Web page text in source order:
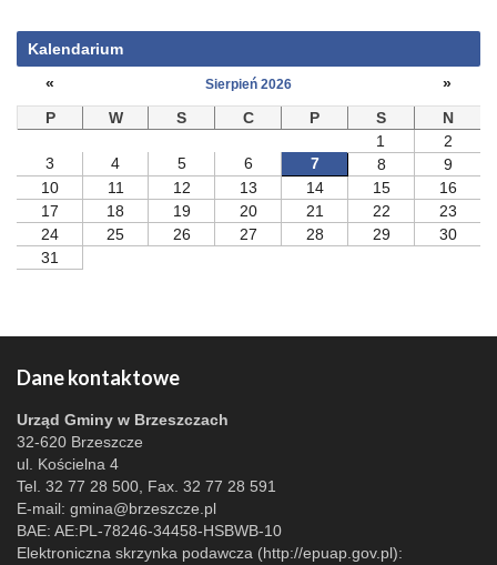
Kalendarium
«
Sierpień 2026
»
P
W S C P S
N
1
2
3
4 5 6 7 8
9
10
11 12 13 14 15
16
17
18 19 20 21 22
23
24
25 26 27 28 29
30
31
Dane kontaktowe
Urząd Gminy w Brzeszczach
32-620 Brzeszcze
ul. Kościelna 4
Tel. 32 77 28 500, Fax. 32 77 28 591
E-mail: gmina@brzeszcze.pl
BAE: AE:PL-78246-34458-HSBWB-10
Elektroniczna skrzynka podawcza (http://epuap.gov.pl):